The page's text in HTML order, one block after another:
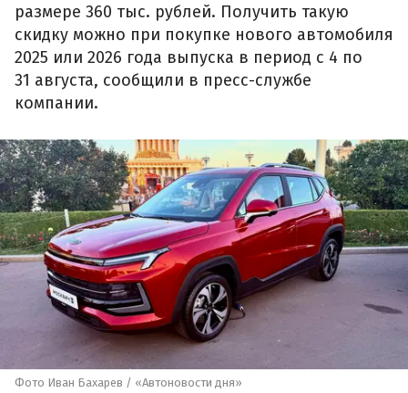
размере 360 тыс. рублей. Получить такую
скидку можно при покупке нового автомобиля
2025 или 2026 года выпуска в период с 4 по
31 августа, сообщили в пресс-службе
компании.
Фото Иван Бахарев / «Автоновости дня»